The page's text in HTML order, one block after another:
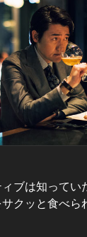
ブは知ってい
クッと食べら